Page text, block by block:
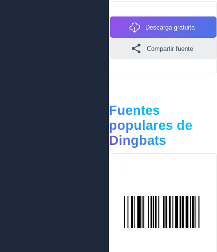
Descarga gratuita
Compartir fuente
Fuentes
populares de
Dingbats